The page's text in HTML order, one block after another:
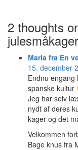
2 thoughts
Maria fra En
15. december
Endnu
spanske kultur
Jeg har selv
nydt af deres
kager og det
Velkommen
Bage knus fra